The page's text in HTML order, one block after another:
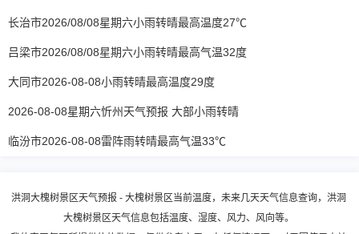
长治市2026/08/08星期六小雨转晴最高温度27℃
吕梁市2026/08/08星期六小雨转晴最高气温32度
大同市2026-08-08小雨转晴最高温度29度
2026-08-08星期六忻州天气预报 大部小雨转晴
临汾市2026-08-08雷阵雨转晴最高气温33℃
洪洞大槐树景区天气预报 - 大槐树景区当前温度，未来几天天气信息查询，洪洞
大槐树景区天气信息包括温度、湿度、风力、风向等。